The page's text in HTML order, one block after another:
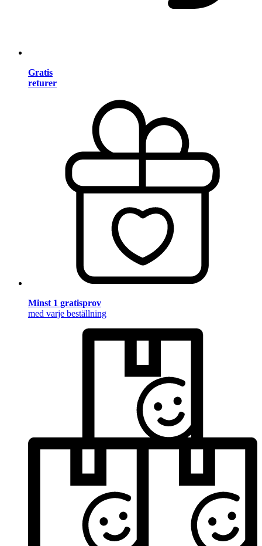
Gratis
returer
Minst 1 gratisprov
med varje beställning